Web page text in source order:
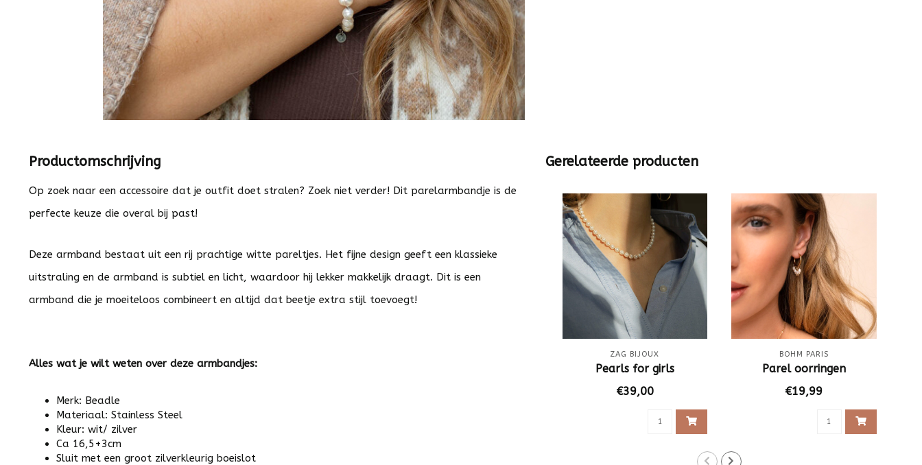
Productomschrijving
Op zoek naar een accessoire dat je outfit doet stralen? Zoek niet verder! Dit parelarmbandje is de
perfecte keuze die overal bij past!
Deze armband bestaat uit een rij prachtige witte pareltjes. Het fijne design geeft een klassieke
uitstraling en de armband is subtiel en licht, waardoor hij lekker makkelijk draagt. Dit is een
armband die je moeiteloos combineert en altijd dat beetje extra stijl toevoegt!
Alles wat je wilt weten over deze armbandjes:
Merk: Beadle
Materiaal: Stainless Steel
Kleur: wit/ zilver
Ca 16,5+3cm
Sluit met een groot zilverkleurig boeislot
Gerelateerde producten
ZAG BIJOUX
Pearls for girls
€39,00
BOHM PARIS
Parel oorringen
€19,99